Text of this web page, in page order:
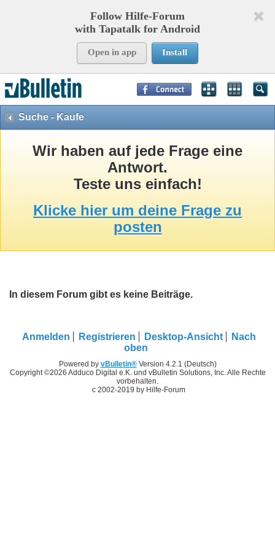
Follow Hilfe-Forum
with Tapatalk for Android
Open in app Install
Suche - Kaufe
Wir haben auf jede Frage eine
Antwort.
Teste uns einfach!
Klicke hier um deine Frage zu
posten
In diesem Forum gibt es keine Beiträge.
Anmelden Registrieren Desktop-Ansicht
Nach
oben
Powered by vBulletin®Version 4.2.1 (Deutsch)
Copyright ©2026 Adduco Digital e.K. und vBulletin Solutions, Inc. Alle Rechte
vorbehalten.
c 2002-2019 by Hilfe-Forum
Page Time:0,09090
Templates:26